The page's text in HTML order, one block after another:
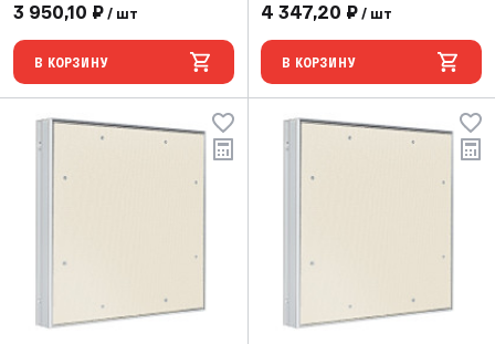
3 950,10 ₽ / шт
В КОРЗИНУ
4 347,20 ₽ / шт
В КОРЗИНУ